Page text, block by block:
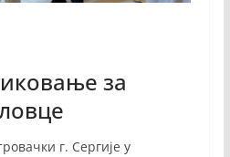
за
г. Сергије у